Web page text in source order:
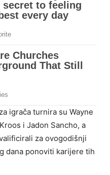
igrača turnira su Wayne
i Jadon Sancho, a
za ovogodišnji
dana ponoviti karijere tih